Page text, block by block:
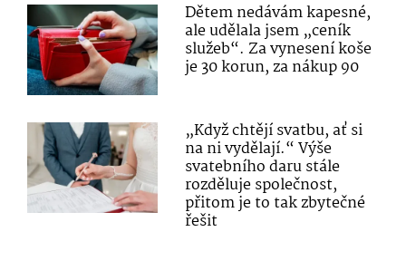
Dětem nedávám kapesné,
ale udělala jsem „ceník
služeb“. Za vynesení koše
je 30 korun, za nákup 90
„Když chtějí svatbu, ať si
na ni vydělají.“ Výše
svatebního daru stále
rozděluje společnost,
přitom je to tak zbytečné
řešit